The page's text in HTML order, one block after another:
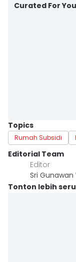
Curated For You
Topics
Rumah Subsidi
Editorial Team
Editor
Sri Gunawan
Tonton lebih